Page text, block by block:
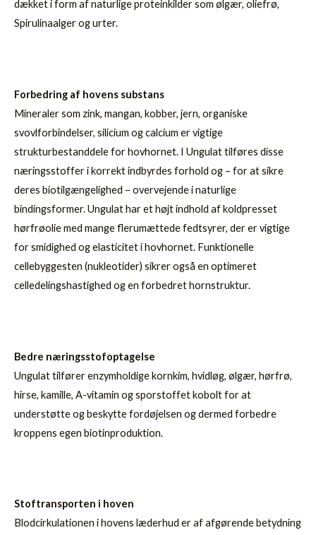
dækket i form af naturlige proteinkilder som ølgær, oliefrø,
Spirulinaalger og urter.
Forbedring af hovens substans
Mineraler som zink, mangan, kobber, jern, organiske
svovlforbindelser, silicium og calcium er vigtige
strukturbestanddele for hovhornet. I Ungulat tilføres disse
næringsstoffer i korrekt indbyrdes forhold og – for at sikre
deres biotilgængelighed – overvejende i naturlige
bindingsformer. Ungulat har et højt indhold af koldpresset
hørfrøolie med mange flerumættede fedtsyrer, der er vigtige
for smidighed og elasticitet i hovhornet. Funktionelle
cellebyggesten (nukleotider) sikrer også en optimeret
celledelingshastighed og en forbedret hornstruktur.
Bedre næringsstofoptagelse
Ungulat tilfører enzymholdige kornkim, hvidløg, ølgær, hørfrø,
hirse, kamille, A-vitamin og sporstoffet kobolt for at
understøtte og beskytte fordøjelsen og dermed forbedre
kroppens egen biotinproduktion.
Stoftransporten i hoven
Blodcirkulationen i hovens læderhud er af afgørende betydning